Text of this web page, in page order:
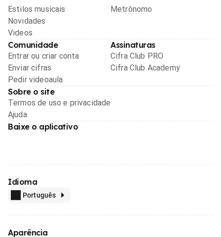
Estilos musicais
Novidades
Videos
Metrônomo
Comunidade
Entrar ou criar conta
Enviar cifras
Pedir videoaula
Assinaturas
Cifra Club PRO
Cifra Club Academy
Sobre o site
Termos de uso e privacidade
Ajuda
Baixe o aplicativo
Idioma
Português
Aparência